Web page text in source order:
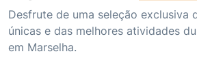
Desfrute de uma seleção exclusiva
únicas e das melhores atividades
em Marselha.